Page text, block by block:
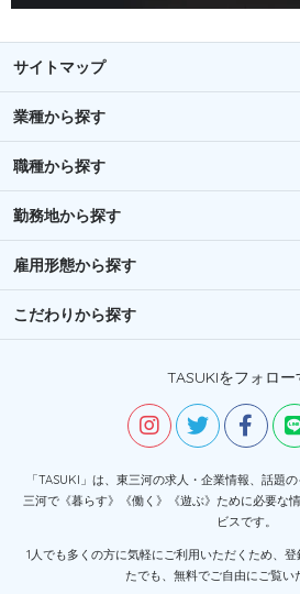
サイトマップ
業種から探す
職種から探す
勤務地から探す
雇用形態から探す
こだわりから探す
TASUKIをフォロー
「TASUKI」は、東三河の求人・企業情報、話題
三河で《暮らす》《働く》《遊ぶ》ために必要な
ビスです。
1人でも多くの方に気軽にご利用いただくため、
たでも、無料でご自由にご覧い